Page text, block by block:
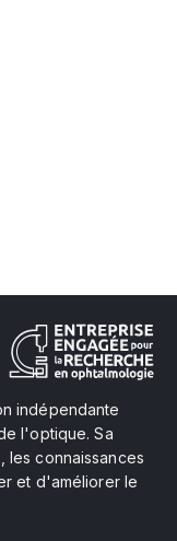
indépendante
l'optique. Sa
les connaissances
et d'améliorer le